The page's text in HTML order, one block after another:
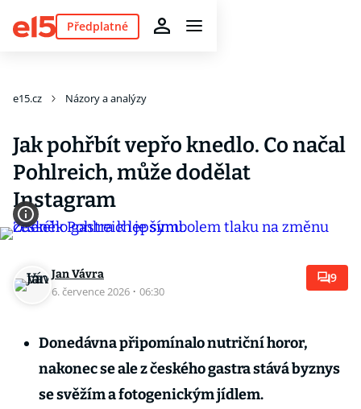
Předplatné
e15.cz Názory a analýzy
Jak pohřbít vepřo knedlo. Co načal
Pohlreich, může dodělat
Instagram
Jan Vávra
6. července 2026 · 06:30
9
Donedávna připomínalo nutriční horor,
nakonec se ale z českého gastra stává byznys
se svěžím a fotogenickým jídlem.